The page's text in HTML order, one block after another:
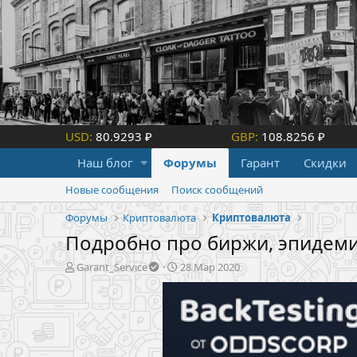
USD: 80.9293 ₽ GBP: 108.8256 ₽
Наш блог
Форумы Гарант Скидки
Новые сообщения
Поиск сообщений
Форумы
Криптовалюта Криптовалюта
Подробно про биржи,
А
о
р
т
е
Garant_Service
Д
а
н
28 Мар 2020